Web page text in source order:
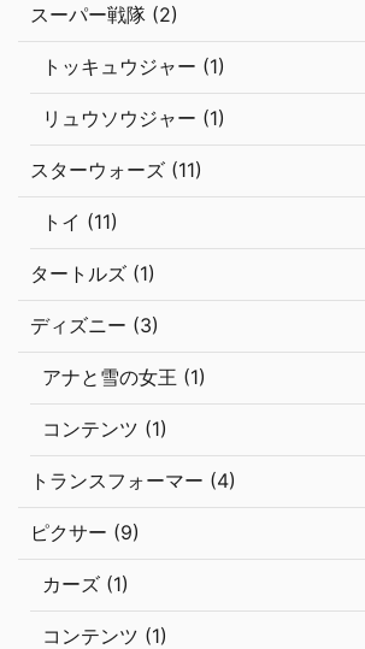
スーパー戦隊 (2)
トッキュウジャー (1)
リュウソウジャー (1)
スターウォーズ (11)
トイ (11)
タートルズ (1)
ディズニー (3)
アナと雪の女王 (1)
コンテンツ (1)
トランスフォーマー (4)
ピクサー (9)
カーズ (1)
コンテンツ (1)